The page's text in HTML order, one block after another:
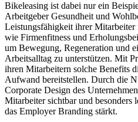
Bikeleasing ist dabei nur ein
Arbeitgeber Gesundheit und
Leistungsfähigkeit ihrer
wie Firmenfitness und
um Bewegung, Regeneration und
Arbeitsalltag zu unterstützen. Mit
ihren Mitarbeitern solche Benefits
Aufwand bereitstellen. Durch die
Corporate Design des
Mitarbeiter sichtbar und
das Employer Branding stärkt.